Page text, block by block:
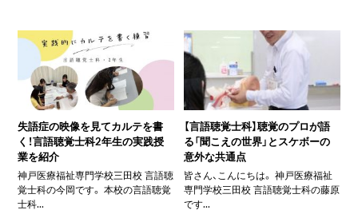
失語症の映像を見てカルテを書
く！言語聴覚士科2年生の実践授
業を紹介
神戸医療福祉専門学校三田校 言語聴
覚士科の今岡です。 本校の言語聴覚
士科...
【言語聴覚士科】聴覚のプロが語
る「聞こえの世界」とスケボーの
意外な共通点
皆さん、こんにちは。 神戸医療福祉
専門学校三田校 言語聴覚士科の藤原
です...